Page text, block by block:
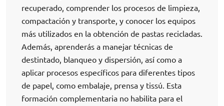
recuperado, comprender los procesos de limpieza,
compactación y transporte, y conocer los equipos
más utilizados en la obtención de pastas recicladas.
Además, aprenderás a manejar técnicas de
destintado, blanqueo y dispersión, así como a
aplicar procesos específicos para diferentes tipos
de papel, como embalaje, prensa y tissú. Esta
formación complementaria no habilita para el